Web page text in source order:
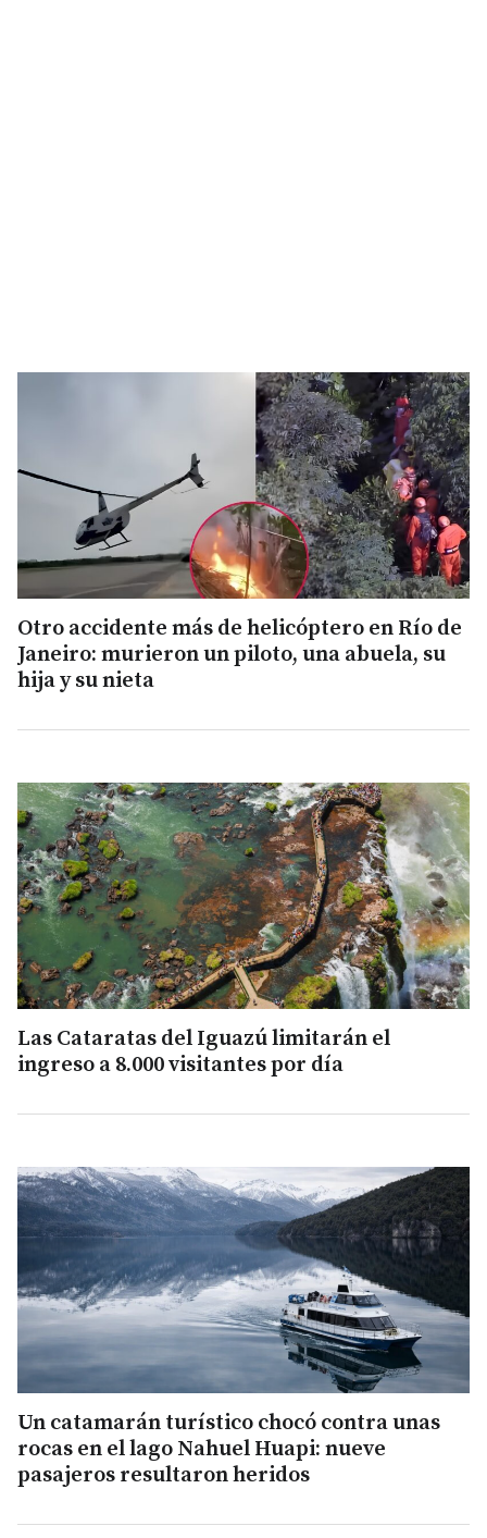
Otro accidente más de helicóptero en Río de
Janeiro: murieron un piloto, una abuela, su
hija y su nieta
Las Cataratas del Iguazú limitarán el
ingreso a 8.000 visitantes por día
Un catamarán turístico chocó contra unas
rocas en el lago Nahuel Huapi: nueve
pasajeros resultaron heridos